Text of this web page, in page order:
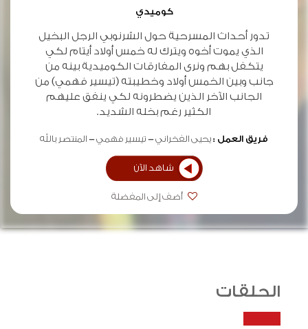
كوميدي
تدور أحداث المسرحية حول الشرنوبي الرجل البخيل
الذي يموت أخوه ويترك له خمس أولاد أيتام لكي
يتكفل بهم ونرى المفارقات الكوميدية بينه من
جانب وبين الخمس أولاد وخطيبته (تيسير فهمي) من
الجانب الآخر الذين يضطرونه لكي ينفق عليهم
الكثير رغم بخله الشديد.
فريق العمل :يحيى الفخراني تيسير فهمي المنتصر بالله
شاهد الآن
أضف إلى المفضلة
الحلقات